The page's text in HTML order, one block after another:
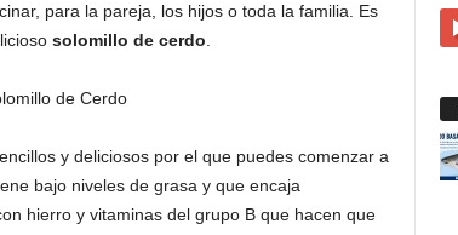
para la pareja, los hijos o toda la familia. Es
solomillo de cerdo
y deliciosos por el que puedes comenzar a
bajo niveles de grasa y que encaja
hierro y vitaminas del grupo B que hacen que